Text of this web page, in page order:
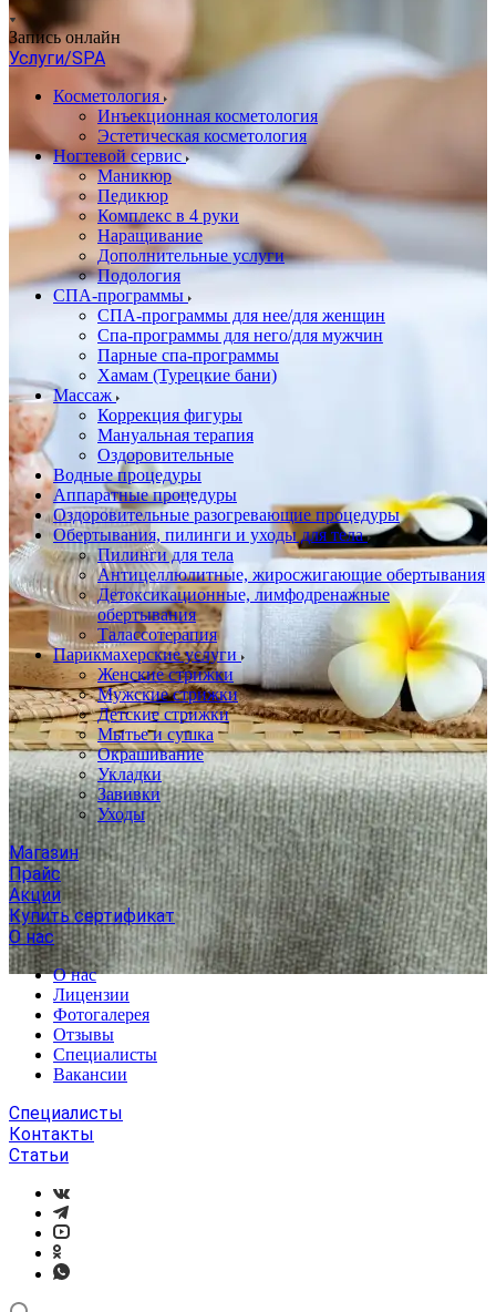
Запись онлайн
Услуги/SPA
Косметология
Инъекционная косметология
Эстетическая косметология
Ногтевой сервис
Маникюр
Педикюр
Комплекс в 4 руки
Наращивание
Дополнительные услуги
Подология
СПА-программы
СПА-программы для нее/для женщин
Спа-программы для него/для мужчин
Парные спа-программы
Хамам (Турецкие бани)
Массаж
Коррекция фигуры
Мануальная терапия
Оздоровительные
Водные процедуры
Аппаратные процедуры
Оздоровительные разогревающие процедуры
Обертывания, пилинги и уходы для тела
Пилинги для тела
Антицеллюлитные, жиросжигающие обертывания
Детоксикационные, лимфодренажные
обертывания
Талассотерапия
Парикмахерские услуги
Женские стрижки
Мужские стрижки
Детские стрижки
Мытье и сушка
Окрашивание
Укладки
Завивки
Уходы
Магазин
Прайс
Акции
Купить сертификат
О нас
О нас
Лицензии
Фотогалерея
Отзывы
Специалисты
Вакансии
Специалисты
Контакты
Статьи